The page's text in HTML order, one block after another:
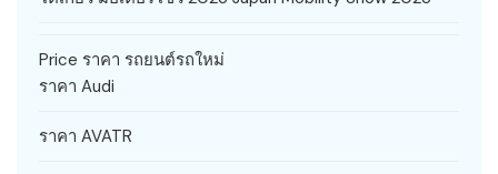
Price ราคา รถยนต์รถใหม่
ราคา Audi
ราคา AVATR